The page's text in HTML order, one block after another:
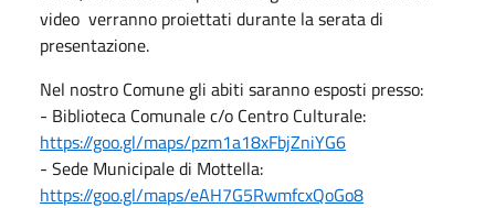
video verranno proiettati durante la serata di
presentazione.
Nel nostro Comune gli abiti saranno esposti presso:
- Biblioteca Comunale c/o Centro Culturale:
https://goo.gl/maps/pzm1a18xFbjZniYG6
- Sede Municipale di Mottella:
https://goo.gl/maps/eAH7G5RwmfcxQoGo8